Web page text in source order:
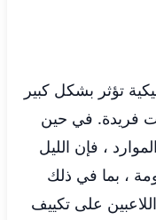
تؤثر بشكل كبير
فريدة. في حين
، فإن الليل
، بما في ذلك
على تكييف